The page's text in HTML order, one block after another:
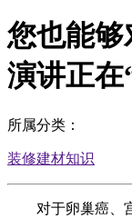
您也能
演讲正在
所属分类：
装修建材知识
对于卵巢癌、宫